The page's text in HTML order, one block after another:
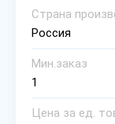
Страна
Россия
Мин.заказ
1
Цена за ед.